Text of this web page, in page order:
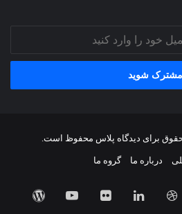
درباره ما گروه ما
دریبببللینکداینتصاویریوتیوب